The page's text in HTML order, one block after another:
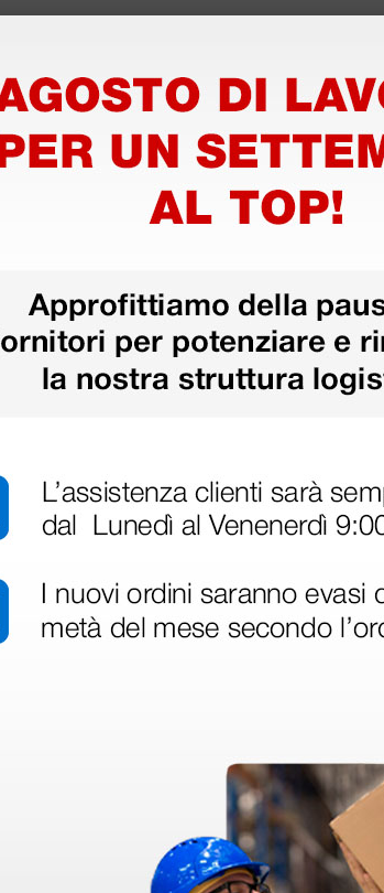
ago
Lancette pungidito
28G
15,36 €